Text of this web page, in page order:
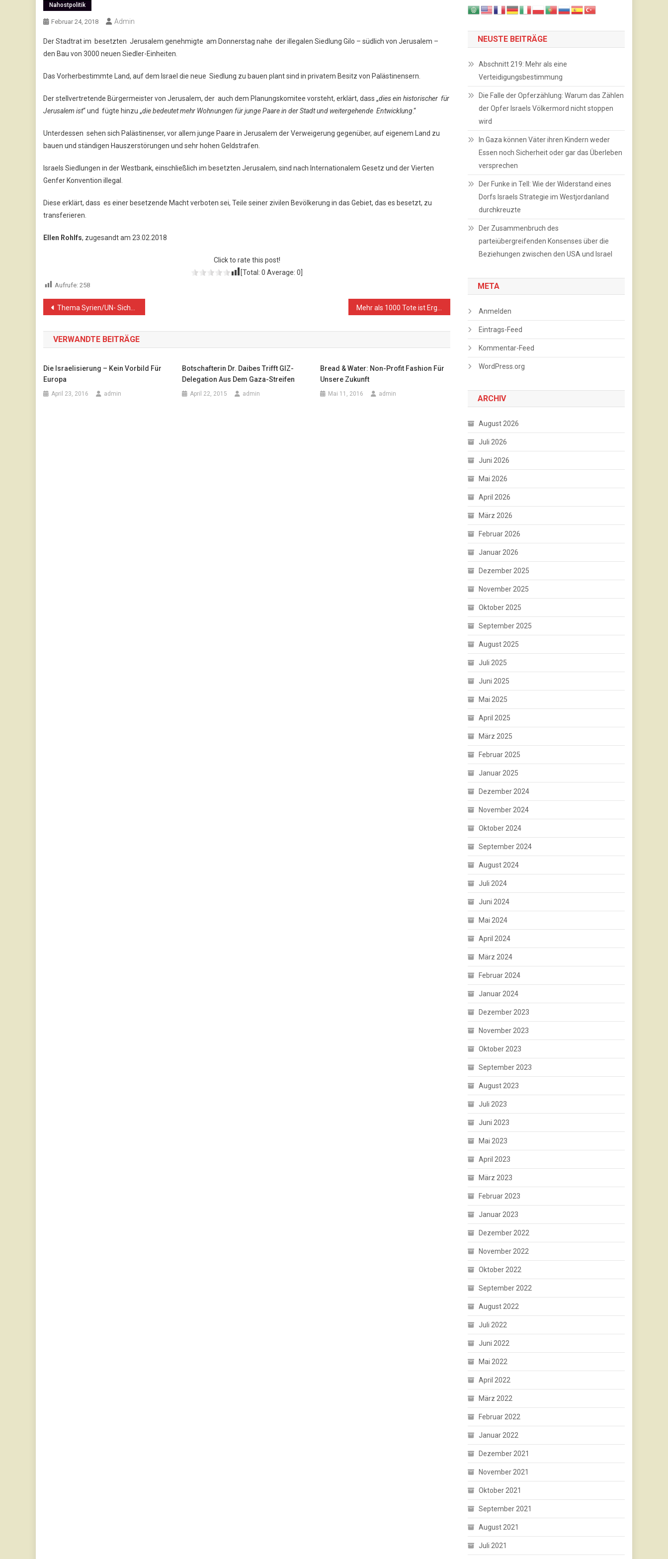
Nahostpolitik
Februar 24, 2018 Admin
Der Stadtrat im besetzten Jerusalem genehmigte am Donnerstag nahe der illegalen Siedlung Gilo – südlich von Jerusalem –
den Bau von 3000 neuen Siedler-Einheiten.
Das Vorherbestimmte Land, auf dem Israel die neue Siedlung zu bauen plant sind in privatem Besitz von Palästinensern.
Der stellvertretende Bürgermeister von Jerusalem, der auch dem Planungskomitee vorsteht, erklärt, dass „dies ein historischer für
Jerusalem ist“ und fügte hinzu „die bedeutet mehr Wohnungen für junge Paare in der Stadt und weitergehende Entwicklung.“
Unterdessen sehen sich Palästinenser, vor allem junge Paare in Jerusalem der Verweigerung gegenüber, auf eigenem Land zu
bauen und ständigen Hauszerstörungen und sehr hohen Geldstrafen.
Israels Siedlungen in der Westbank, einschließlich im besetzten Jerusalem, sind nach Internationalem Gesetz und der Vierten
Genfer Konvention illegal.
Diese erklärt, dass es einer besetzende Macht verboten sei, Teile seiner zivilen Bevölkerung in das Gebiet, das es besetzt, zu
transferieren.
Ellen Rohlfs, zugesandt am 23.02.2018
Click to rate this post!
[Total: 0 Average: 0
Aufrufe: 258
Beitragsnavigation
Thema Syrien/UN- Sicherheitsratssitzung: Die Fakten für sich selbst sprechen lassen
VERWANDTE BEITRÄGE
Die Israelisierung – Kein Vorbild Für
Europa
April 23, 2016 admin
Botschafterin Dr. Daibes Trifft GIZ-
Delegation Aus Dem Gaza-Streifen
April 22, 2015 admin
Bread & Water: Non-Profit Fashion Für
Unsere Zukunft
Mai 11, 2016 admin
NEUSTE BEITRÄGE
Abschnitt 219: Mehr als eine
Verteidigungsbestimmung
Die Falle der Opferzählung: Warum das Zählen
der Opfer Israels Völkermord nicht stoppen
wird
In Gaza können Väter ihren Kindern weder
Essen noch Sicherheit oder gar das Überleben
versprechen
Der Funke in Tell: Wie der Widerstand eines
Dorfs Israels Strategie im Westjordanland
durchkreuzte
Der Zusammenbruch des
parteiübergreifenden Konsenses über die
Beziehungen zwischen den USA und Israel
META
Anmelden
Eintrags-Feed
Kommentar-Feed
WordPress.org
ARCHIV
August 2026
Juli 2026
Juni 2026
Mai 2026
April 2026
März 2026
Februar 2026
Januar 2026
Dezember 2025
November 2025
Oktober 2025
September 2025
August 2025
Juli 2025
Juni 2025
Mai 2025
April 2025
März 2025
Februar 2025
Januar 2025
Dezember 2024
November 2024
Oktober 2024
September 2024
August 2024
Juli 2024
Juni 2024
Mai 2024
April 2024
März 2024
Februar 2024
Januar 2024
Dezember 2023
November 2023
Oktober 2023
September 2023
August 2023
Juli 2023
Juni 2023
Mai 2023
April 2023
März 2023
Februar 2023
Januar 2023
Dezember 2022
November 2022
Oktober 2022
September 2022
August 2022
Juli 2022
Juni 2022
Mai 2022
April 2022
März 2022
Februar 2022
Januar 2022
Dezember 2021
November 2021
Oktober 2021
September 2021
August 2021
Juli 2021